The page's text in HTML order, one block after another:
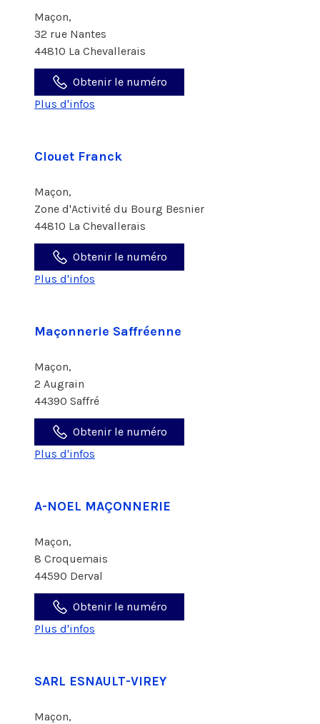
Maçon,
32 rue Nantes
44810 La Chevallerais
Obtenir le numéro
Plus d'infos
Clouet Franck
Maçon,
Zone d'Activité du Bourg Besnier
44810 La Chevallerais
Obtenir le numéro
Plus d'infos
Maçonnerie Saffréenne
Maçon,
2 Augrain
44390 Saffré
Obtenir le numéro
Plus d'infos
A-NOEL MAÇONNERIE
Maçon,
8 Croquemais
44590 Derval
Obtenir le numéro
Plus d'infos
SARL ESNAULT-VIREY
Maçon,